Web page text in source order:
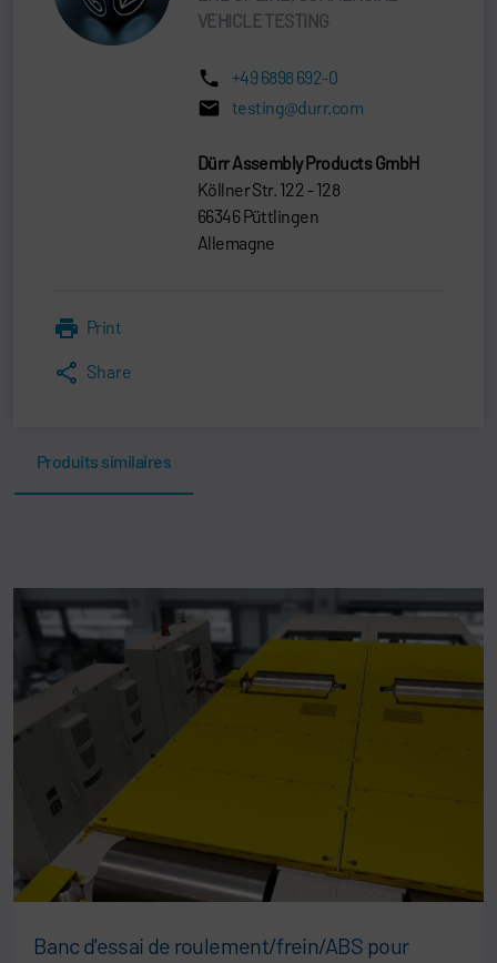
VEHICLE TESTING
+49 6898 692-0
testing@durr.com
Dürr Assembly Products GmbH
Köllner Str. 122 - 128
66346 Püttlingen
Allemagne
Print
Share
Produits similaires
Banc d'essai de roulement/frein/ABS pour